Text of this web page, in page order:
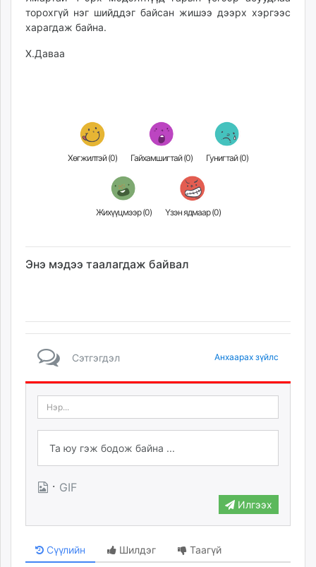
торохгүй нэг шийддэг байсан жишээ дээрх хэргээс
харагдаж байна.
Х.Даваа
Хөгжилтэй (0) Гайхамшигтай (0) Гунигтай (0)
Жихүүцмээр (0) Үзэн ядмаар (0)
Энэ мэдээ таалагдаж байвал
Сэтгэгдэл Анхаарах зүйлс
· GIF
Илгээх
Сүүлийн Шилдэг Таагүй